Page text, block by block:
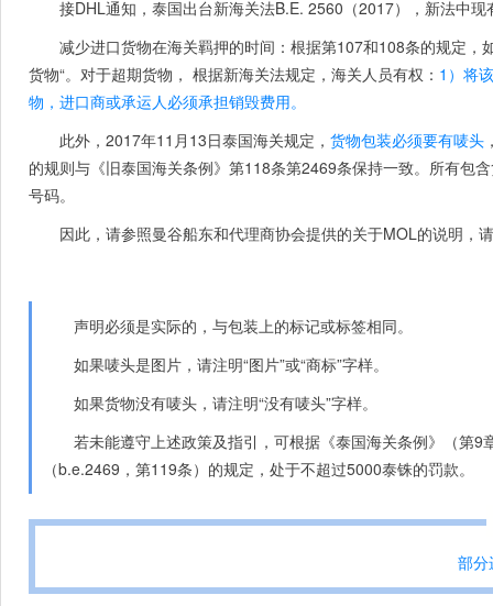
接DHL通知，泰国出台新海关法B.E. 2560（2017），新法中
减少进口货物在海关羁押的时间：根据第107和108条的规定
货物“。对于超期货物， 根据新海关法规定，海关人员有权： 1）将
物，进口商或承运人必须承担销毁费用。
此外，2017年11月13日泰国海关规定， 货物包装必须要有唛头
的规则与《旧泰国海关条例》第118条第2469条保持一致。所有包
号码。
因此，请参照曼谷船东和代理商协会提供的关于MOL的说明，
声明必须是实际的，与包装上的标记或标签相同。
如果唛头是图片，请注明“图片”或“商标”字样。
如果货物没有唛头，请注明“没有唛头”字样。
若未能遵守上述政策及指引，可根据《泰国海关条例》（第9
（b.e.2469，第119条）的规定，处于不超过5000泰铢的罚款。
部分